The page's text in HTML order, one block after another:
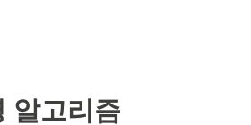
알고리즘